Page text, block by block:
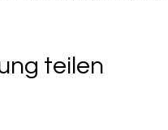
teilen